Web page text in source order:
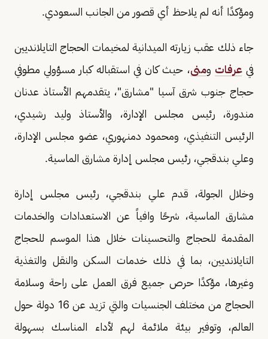
ومؤكدًا أنه لم يلاحظ أي قصور من الجانب السعودي.
جاء ذلك عقب زيارته الميدانية لمخيمات الحجاج التايلانديين
فيعرفات ومنى، حيث كان في استقباله كبار مسؤولي مطوفي
حجاج جنوب شرق آسيا "مشارق"، يتقدمهم الأستاذ عدنان
مندورة، رئيس مجلس الإدارة، والأستاذ وليد رشيدي،
الرئيس التنفيذي، ومحمود دمنهوري، عضو مجلس الإدارة،
وعلي بندقجي، رئيس مجلس إدارة مشارق الماسية.
وخلال الجولة، قدم علي بندقجي، رئيس مجلس إدارة
مشارق الماسية، شرحًا وافياً عن الاستعدادات والخدمات
المقدمة للحجاج والتحسينات خلال هذا الموسم للحجاج
التايلانديين، بما في ذلك خدمات السكن والنقل والتغذية
وغيرها، مؤكدًا حرص جميع فرق العمل على راحة وسلامة
الحجاج من مختلف الجنسيات والتي تزيد عن 16 دولة حول
العالم، وتوفير بيئة ملائمة لهم لأداء المناسك بسهولة